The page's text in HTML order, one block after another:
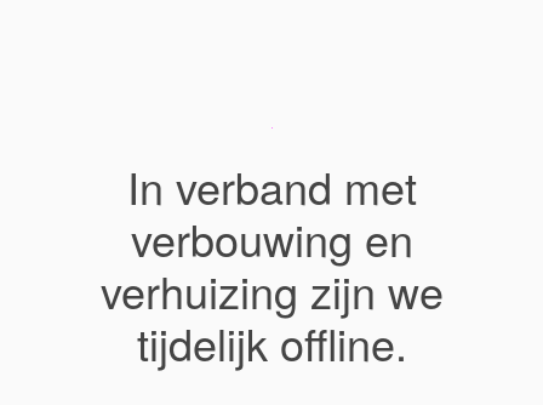
In verband met
verbouwing en
verhuizing zijn we
tijdelijk offline.